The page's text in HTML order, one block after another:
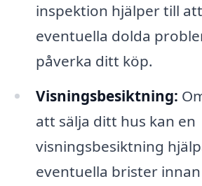
inspektion hjälper till
eventuella dolda
påverka ditt köp.
Visningsbesiktning:
att sälja ditt hus kan en
visningsbesiktning
eventuella brister